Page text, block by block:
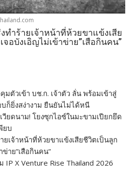
ทำร้ายเจ้าหน้าที่ห้วยขาแข้งเสีย
จอบังเอิญไม่เข้าข่าย”เสือกินคน”
ตัวเข้า บช.ก. เจ้าตัว ลั่น พร้อมเข้าสู่
ก็ยิ่งสง่างาม ยืนยันไม่ได้หนี
วียดนาม! โยงซุกไอซ์ในมะขามเปียกยึด
ยบ
ยเจ้าหน้าที่ห้วยขาแข้งเสียชีวิตเป็นลูก
าย”เสือกินคน”
IP X Venture Rise Thailand 2026